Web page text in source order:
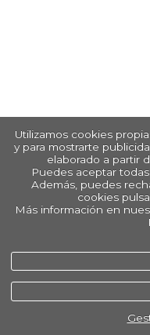
Utilizamos cookies
y para mostrarte
elaborado a partir
Puedes aceptar
Además, puedes
cookies
Más información en